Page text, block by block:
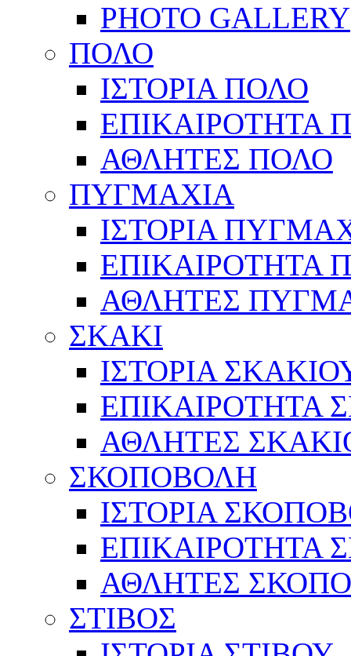
PHOTO GALLERY
ΠΟΛΟ
ΙΣΤΟΡΙΑ ΠΟΛΟ
ΕΠΙΚΑΙΡΟΤΗΤΑ
ΑΘΛΗΤΕΣ ΠΟΛΟ
ΠΥΓΜΑΧΙΑ
ΙΣΤΟΡΙΑ
ΕΠΙΚΑΙΡΟΤΗΤΑ
ΑΘΛΗΤΕΣ
ΣΚΑΚΙ
ΙΣΤΟΡΙΑ
ΕΠΙΚΑΙΡΟΤΗΤΑ
ΑΘΛΗΤΕΣ
ΣΚΟΠΟΒΟΛΗ
ΙΣΤΟΡΙΑ
ΕΠΙΚΑΙΡΟΤΗΤΑ
ΑΘΛΗΤΕΣ
ΣΤΙΒΟΣ